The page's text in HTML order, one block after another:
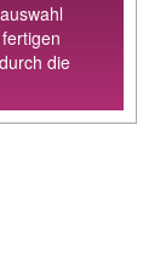
die